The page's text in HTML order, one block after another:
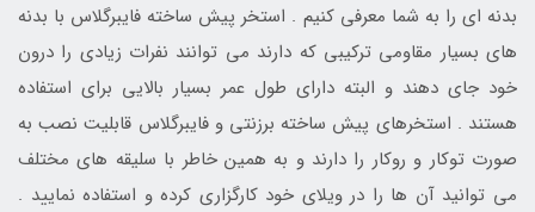
بدنه ای را به شما معرفی کنیم . استخر پیش ساخته فایبرگلاس با بدنه
های بسیار مقاومی ترکیبی که دارند می توانند نفرات زیادی را درون
خود جای دهند و البته دارای طول عمر بسیار بالایی برای استفاده
هستند . استخرهای پیش ساخته برزنتی و فایبرگلاس قابلیت نصب به
صورت توکار و روکار را دارند و به همین خاطر با سلیقه های مختلف
می توانید آن ها را در ویلای خود کارگزاری کرده و استفاده نمایید .